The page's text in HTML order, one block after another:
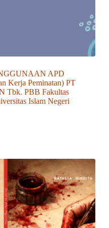
APD
Kerja Peminatan) PT
Tbk. PBB Fakultas
Islam Negeri